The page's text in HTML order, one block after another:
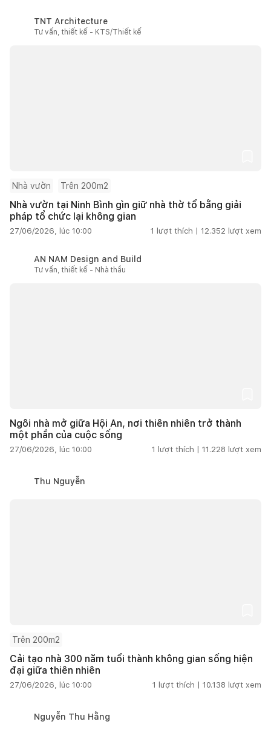
TNT Architecture
Tư vấn, thiết kế - KTS/Thiết kế
Nhà vườn Trên 200m2
Nhà vườn tại Ninh Bình gìn giữ nhà thờ tổ bằng giải
pháp tổ chức lại không gian
27/06/2026, lúc 10:00 1 lượt thích | 12.352 lượt xem
AN NAM Design and Build
Tư vấn, thiết kế - Nhà thầu
Ngôi nhà mở giữa Hội An, nơi thiên nhiên trở thành
một phần của cuộc sống
27/06/2026, lúc 10:00 1 lượt thích | 11.228 lượt xem
Thu Nguyễn
Trên 200m2
Cải tạo nhà 300 năm tuổi thành không gian sống hiện
đại giữa thiên nhiên
27/06/2026, lúc 10:00 1 lượt thích | 10.138 lượt xem
Nguyễn Thu Hằng